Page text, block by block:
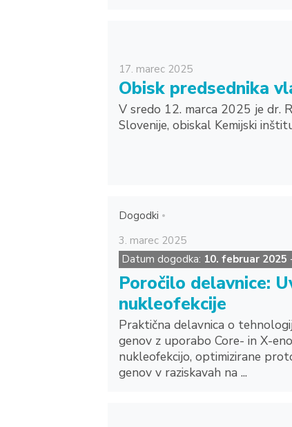
17. marec 2025
Obisk predsednika
V sredo 12. marca 2025 je dr.
Slovenije, obiskal Kemijski
Dogodki
3. marec 2025
Datum dogodka: 10. februar 2025
Poročilo delavnice:
nukleofekcije
Praktična delavnica o
genov z uporabo Core- in X-
nukleofekcijo, optimizirane
genov v raziskavah na ...